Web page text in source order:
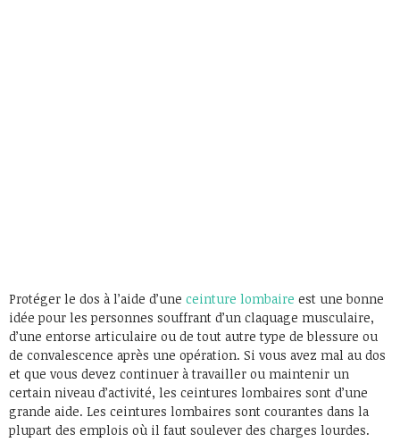
Protéger le dos à l’aide d’une ceinture lombaire est une bonne
idée pour les personnes souffrant d’un claquage musculaire,
d’une entorse articulaire ou de tout autre type de blessure ou
de convalescence après une opération. Si vous avez mal au dos
et que vous devez continuer à travailler ou maintenir un
certain niveau d’activité, les ceintures lombaires sont d’une
grande aide. Les ceintures lombaires sont courantes dans la
plupart des emplois où il faut soulever des charges lourdes.